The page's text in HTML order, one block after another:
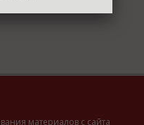
материалов с сайта